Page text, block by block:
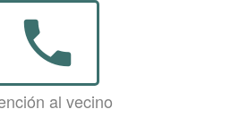
phone
al vecino